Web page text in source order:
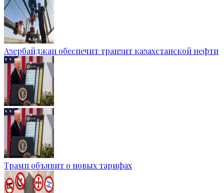
Азербайджан обеспечит транзит казахстанской нефти
Трамп объявит о новых тарифах